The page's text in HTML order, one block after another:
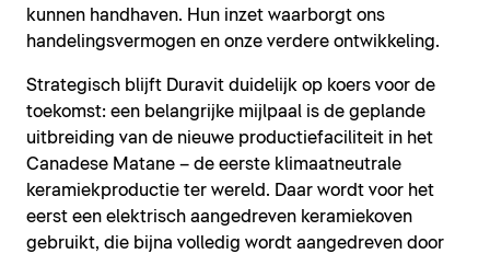
kunnen handhaven. Hun inzet waarborgt ons
handelingsvermogen en onze verdere ontwikkeling.
Strategisch blijft Duravit duidelijk op koers voor de
toekomst: een belangrijke mijlpaal is de geplande
uitbreiding van de nieuwe productiefaciliteit in het
Canadese Matane – de eerste klimaatneutrale
keramiekproductie ter wereld. Daar wordt voor het
eerst een elektrisch aangedreven keramiekoven
gebruikt, die bijna volledig wordt aangedreven door